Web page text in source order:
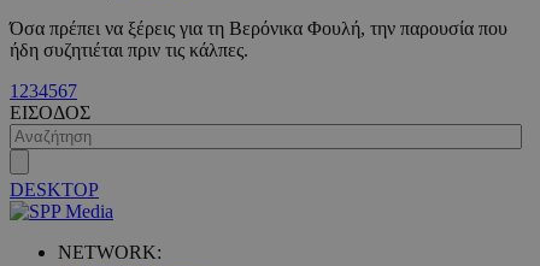
Όσα πρέπει να ξέρεις για τη Βερόνικα Φουλή, την παρουσία που
ήδη συζητιέται πριν τις κάλπες.
1 234567
ΕΙΣΟΔΟΣ
DESKTOP
NETWORK: